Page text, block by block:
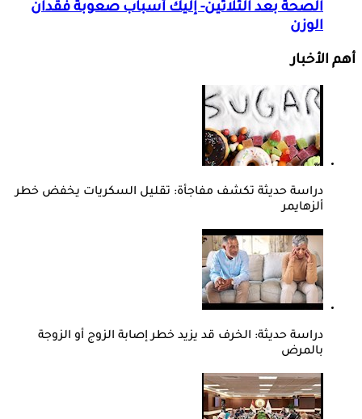
الصحة بعد الثلاثين- إليك أسباب صعوبة فقدان
الوزن
أهم الأخبار
دراسة حديثة تكشف مفاجأة: تقليل السكريات يخفض خطر
ألزهايمر
دراسة حديثة: الخرف قد يزيد خطر إصابة الزوج أو الزوجة
بالمرض